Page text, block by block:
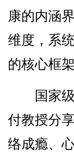
康的内涵
维度，系
的核心框
国家级
付教授分
络成瘾、